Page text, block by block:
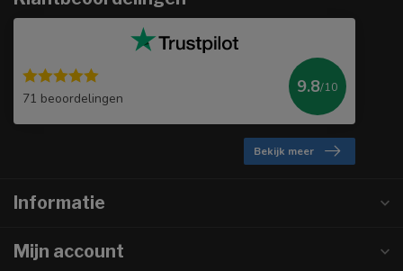
71 beoordelingen
9.8/10
Bekijk meer
Informatie
Mijn account